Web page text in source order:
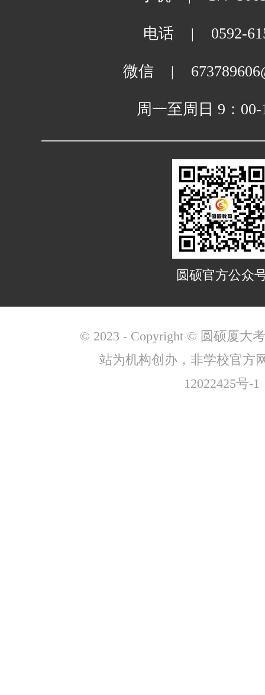
电话 | 0592-
微信 |
周一至周日 9：00-
圆硕官方公众
© 2023 - Copyright © 圆硕厦大
站为机构创办，非学校官方
12022425号-1